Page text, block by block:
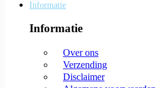
Informatie
Informatie
Over ons
Verzending
Disclaimer